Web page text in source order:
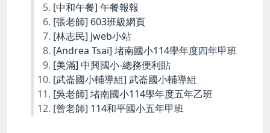
[中和午餐] 午餐報報
[張老師] 603班級網頁
[林志民] Jweb小站
[Andrea Tsai] 堵南國小114學年度四年甲班
[美滿] 中興國小-總務便利貼
[武崙國小輔導組] 武崙國小輔導組
[吳老師] 堵南國小114學年度五年乙班
[曾老師] 114和平國小五年甲班